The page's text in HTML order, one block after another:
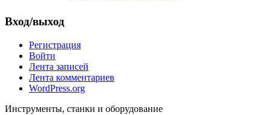
Вход/выход
Регистрация
Войти
Лента записей
Лента комментариев
WordPress.org
Инструменты, станки и оборудование